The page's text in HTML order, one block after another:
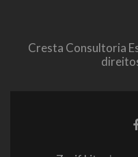
Cresta Consultoria